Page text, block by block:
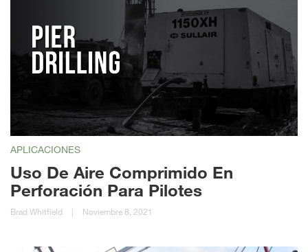
APLICACIONES
Uso De Aire Comprimido En
Perforación Para Pilotes
Brad Whitfield | Noviembre 8, 2021